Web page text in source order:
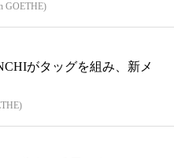
GOETHE)
がタッグを組み、新メ